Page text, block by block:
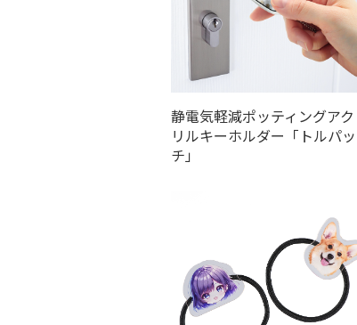
静電気軽減ポッティングアク
リルキーホルダー「トルパッ
チ」